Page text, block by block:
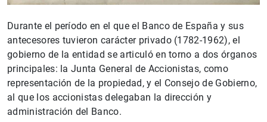
Durante el período en el que el Banco de España y sus
antecesores tuvieron carácter privado (1782‑1962), el
gobierno de la entidad se articuló en torno a dos órganos
principales: la Junta General de Accionistas, como
representación de la propiedad, y el Consejo de Gobierno,
al que los accionistas delegaban la dirección y
administración del Banco.